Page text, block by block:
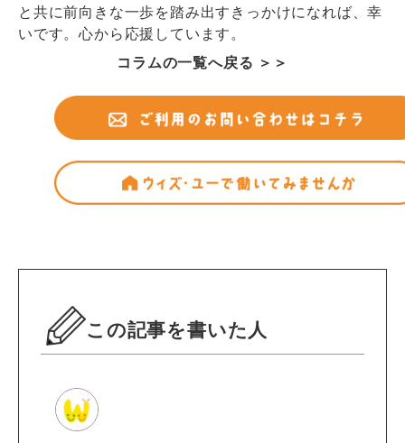
と共に前向きな一歩を踏み出すきっかけになれば、幸
いです。心から応援しています。
コラムの一覧へ戻る ＞＞
この記事を書いた人